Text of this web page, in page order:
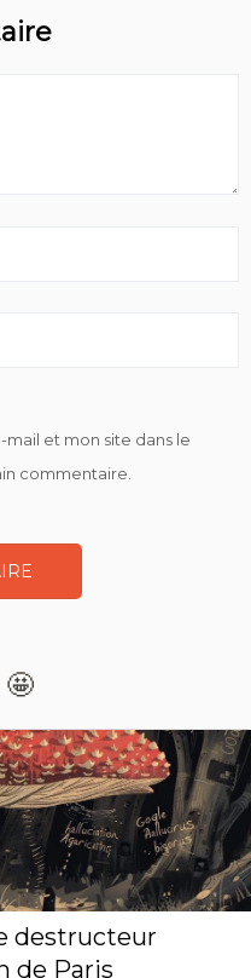
et mon site dans le
commentaire.
destructeur
de Paris